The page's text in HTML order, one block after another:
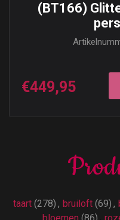
(BT166)
€449,95
taart (278) , bruiloft (69) ,